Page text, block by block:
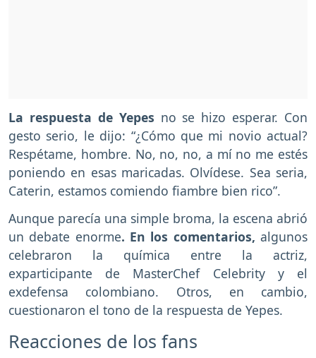
La respuesta de Yepes no se hizo esperar. Con
gesto serio, le dijo: “¿Cómo que mi novio actual?
Respétame, hombre. No, no, no, a mí no me estés
poniendo en esas maricadas. Olvídese. Sea seria,
Caterin, estamos comiendo fiambre bien rico”.
Aunque parecía una simple broma, la escena abrió
un debate enorme. En los comentarios, algunos
celebraron la química entre la actriz,
exparticipante de MasterChef Celebrity y el
exdefensa colombiano. Otros, en cambio,
cuestionaron el tono de la respuesta de Yepes.
Reacciones de los fans